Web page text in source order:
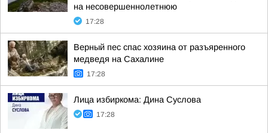
на несовершеннолетнюю
17:28
Верный пес спас хозяина от разъяренного
медведя на Сахалине
17:28
Лица избиркома: Дина Суслова
17:28